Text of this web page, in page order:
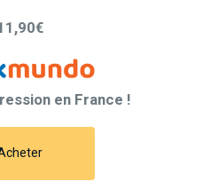
en France !